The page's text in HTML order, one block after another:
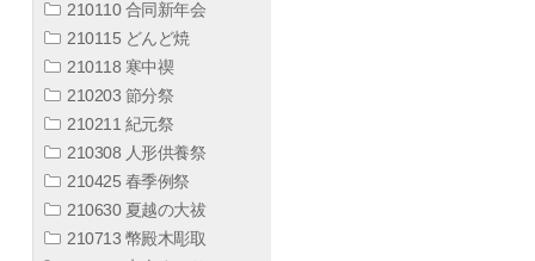
210110 合同新年会
210115 どんど焼
210118 寒中禊
210203 節分祭
210211 紀元祭
210308 人形供養祭
210425 春季例祭
210630 夏越の大祓
210713 幣殿木彫取